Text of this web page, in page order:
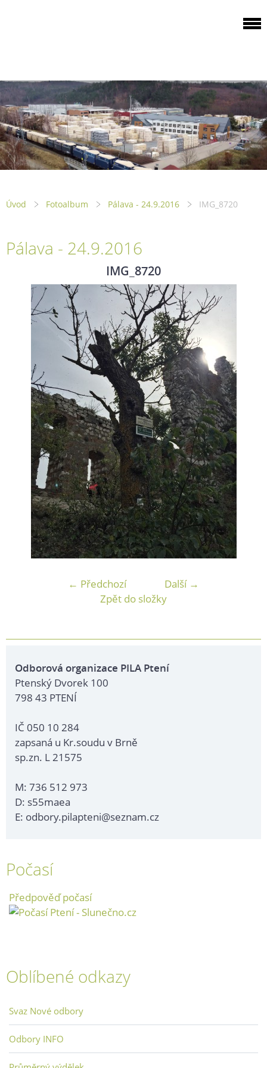
Úvod Fotoalbum Pálava - 24.9.2016 IMG_8720
Pálava - 24.9.2016
IMG_8720
← Předchozí
Další →
Zpět do složky
Odborová organizace PILA Ptení
Ptenský Dvorek 100
798 43 PTENÍ
IČ 050 10 284
zapsaná u Kr.soudu v Brně
sp.zn. L 21575
M: 736 512 973
D: s55maea
E: odbory.pilapteni@seznam.cz
Počasí
Předpověď počasí
Oblíbené odkazy
Svaz Nové odbory
Odbory INFO